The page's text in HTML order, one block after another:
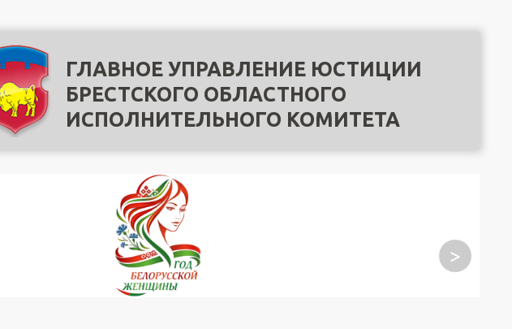
ГЛАВНОЕ УПРАВЛЕНИЕ ЮСТИЦИИ
БРЕСТСКОГО ОБЛАСТНОГО
ИСПОЛНИТЕЛЬНОГО КОМИТЕТА
>